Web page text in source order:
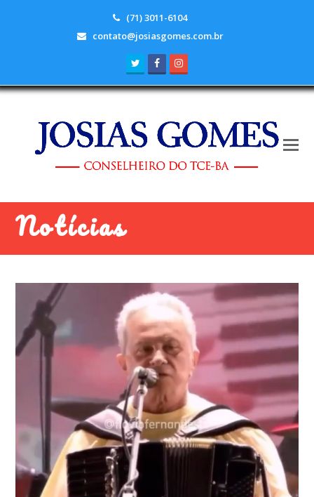
(71) 3011-6104
contato@josiasgomes.com.br
TwitterFacebook
Notícias